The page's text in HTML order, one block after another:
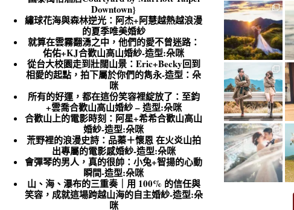
Downtown}
繡球花海與森林逆光：阿杰+阿慧越熱越浪漫
的夏季唯美婚紗
就算在雲霧翻湧之中，他們的愛不曾迷路：
佑佑+KJ合歡山高山婚紗-造型:朵咪
從台大校園走到壯闊山景：Eric+Becky回到
相愛的起點，拍下屬於你們的雋永-造型：朵
咪
所有的好運，都在這份笑容裡綻放了：至鈞
+雲喬合歡山高山婚紗 – 造型:朵咪
合歡山上的電影時刻：阿星+希希合歡山高山
婚紗-造型:朵咪
荒野裡的浪漫史詩：品蓁＋懷恩 在火炎山拍
出專屬的電影感婚紗-造型:朵咪
會彈琴的男人，真的很帥：小兔+智揚的心動
瞬間-造型:朵咪
山、海、瀑布的三重奏｜用 100% 的信任與
笑容，成就這場跨越山海的自主婚紗-造型:朵
咪